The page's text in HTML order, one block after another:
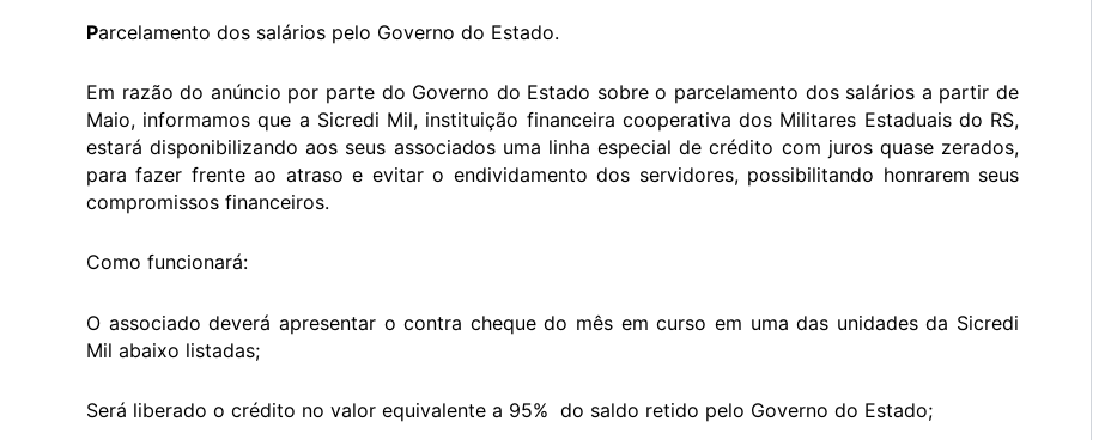
Parcelamento dos salários pelo Governo do Estado.
Em razão do anúncio por parte do Governo do Estado sobre o parcelamento dos salários a partir de
Maio, informamos que a Sicredi Mil, instituição financeira cooperativa dos Militares Estaduais do RS,
estará disponibilizando aos seus associados uma linha especial de crédito com juros quase zerados,
para fazer frente ao atraso e evitar o endividamento dos servidores, possibilitando honrarem seus
compromissos financeiros.
Como funcionará:
O associado deverá apresentar o contra cheque do mês em curso em uma das unidades da Sicredi
Mil abaixo listadas;
Será liberado o crédito no valor equivalente a 95% do saldo retido pelo Governo do Estado;